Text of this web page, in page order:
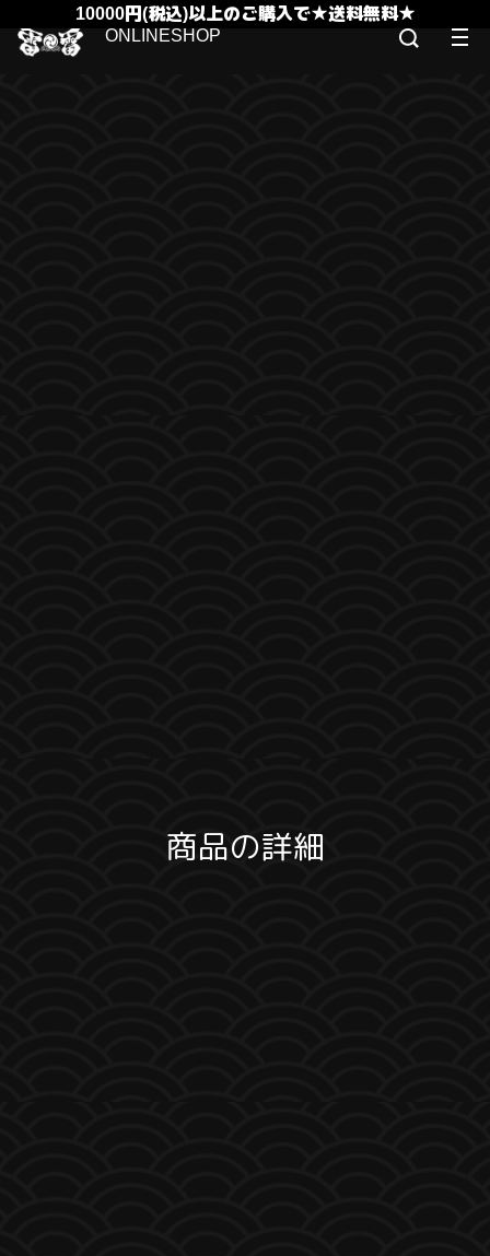
10000円(税込)以上のご購入で★送料無料★
商品の詳細
ONLINESHOP